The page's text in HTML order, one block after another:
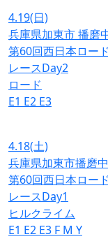
4.19(日)
兵庫県加東市 播磨
第60回西日本ロー
レースDay2
ロード
E1 E2 E3
4.18(土)
兵庫県加東市播磨
第60回西日本ロー
レースDay1
ヒルクライム
E1 E2 E3 F M Y